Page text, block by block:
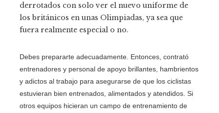
derrotados con solo ver el nuevo uniforme de
los británicos en unas Olimpiadas, ya sea que
fuera realmente especial o no.
Debes prepararte adecuadamente. Entonces, contrató
entrenadores y personal de apoyo brillantes, hambrientos
y adictos al trabajo para asegurarse de que los ciclistas
estuvieran bien entrenados, alimentados y atendidos. Si
otros equipos hicieran un campo de entrenamiento de